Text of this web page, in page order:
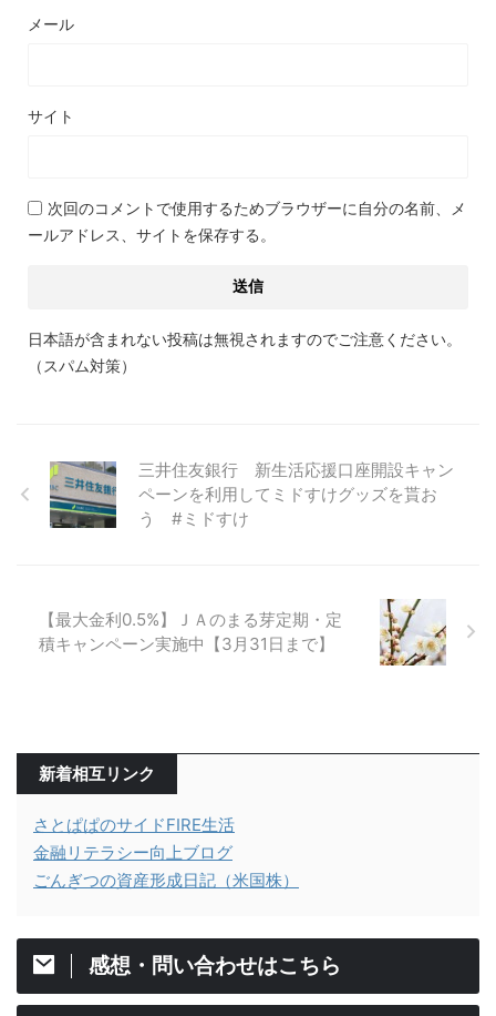
メール
サイト
次回のコメントで使用するためブラウザーに自分の名前、メ
ールアドレス、サイトを保存する。
日本語が含まれない投稿は無視されますのでご注意ください。
（スパム対策）
三井住友銀行 新生活応援口座開設キャン
ペーンを利用してミドすけグッズを貰お
う #ミドすけ
【最大金利0.5%】ＪＡのまる芽定期・定
積キャンペーン実施中【3月31日まで】
新着相互リンク
さとぱぱのサイドFIRE生活
金融リテラシー向上ブログ
ごんぎつの資産形成日記（米国株）
感想・問い合わせはこちら